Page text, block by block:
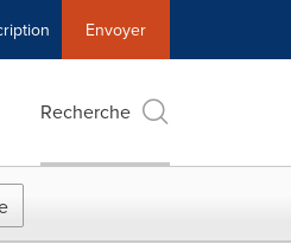
Envoyer
Recherche